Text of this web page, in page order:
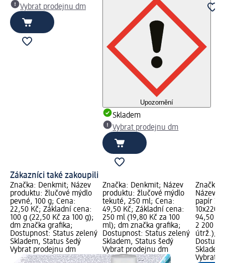
Vybrat prodejnu dm
Upozornění
Skladem
Vybrat prodejnu dm
Zákazníci také zakoupili
Značka: Denkmit; Název
produktu: žlučové mýdlo
pevné, 100 g; Cena:
22,50 Kč; Základní cena:
100 g (22,50 Kč za 100 g);
dm značka grafika;
Dostupnost: Status zelený
Skladem, Status šedý
Vybrat prodejnu dm
Značka: Denkmit; Název
produktu: žlučové mýdlo
tekuté, 250 ml; Cena:
49,50 Kč; Základní cena:
250 ml (19,80 Kč za 100
ml); dm značka grafika;
Dostupnost: Status zelený
Skladem, Status šedý
Vybrat prodejnu dm
Značka:
Název
papír
10x220,
94,50
2 200
útrž.);
Vybrat